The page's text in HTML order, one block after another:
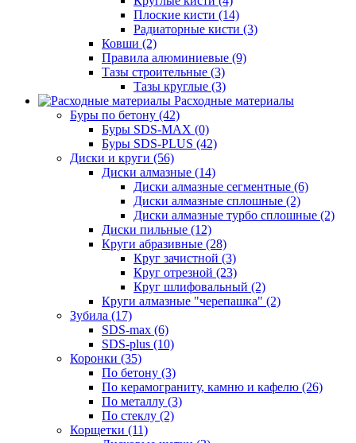
Плоские кисти (14)
Радиаторные кисти (3)
Ковши (2)
Правила алюминиевые (9)
Тазы строительные (3)
Тазы круглые (3)
Расходные материалы
Буры по бетону (42)
Буры SDS-MAX (0)
Буры SDS-PLUS (42)
Диски и круги (56)
Диски алмазные (14)
Диски алмазные сегментные (6)
Диски алмазные сплошные (2)
Диски алмазные турбо сплошные (2)
Диски пильные (12)
Круги абразивные (28)
Круг зачистной (3)
Круг отрезной (23)
Круг шлифовальный (2)
Круги алмазные "черепашка" (2)
Зубила (17)
SDS-max (6)
SDS-plus (10)
Коронки (35)
По бетону (3)
По керамограниту, камню и кафелю (26)
По металлу (3)
По стеклу (2)
Корщетки (11)